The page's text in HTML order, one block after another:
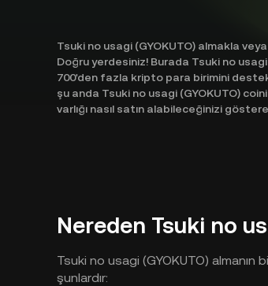
Tsuki no usagi (GYOKUTO) almakla
Doğru yerdesiniz! Burada Tsuki no
700'den fazla kripto para birimini
şu anda Tsuki no usagi (GYOKUTO)
varlığı nasıl satın alabileceğinizi
Nereden Tsuki no
Tsuki no usagi (GYOKUTO) almanın
şunlardır: